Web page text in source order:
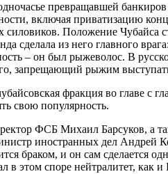
превращавшей
включая приватизацию
Положение
сделала из него главного
– он был рыжеволос. В
запрещающий рыжим
фракция во главе
свою популярность.
ФСБ Михаил Барсуков, а
иностранных дел Андрей
браком, и он сам
в этом споре нейтралитет, как и